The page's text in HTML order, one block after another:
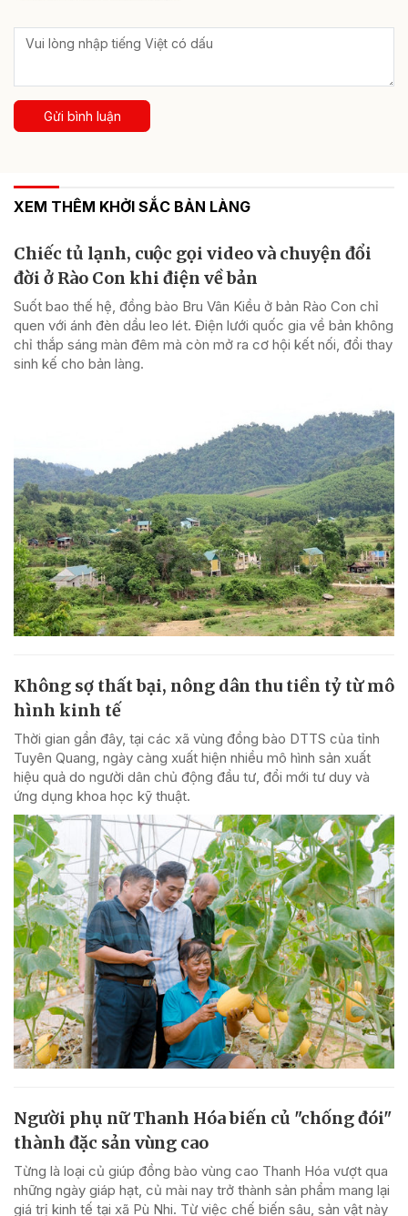
Gửi bình luận
XEM THÊM KHỞI SẮC BẢN LÀNG
Chiếc tủ lạnh, cuộc gọi video và chuyện đổi
đời ở Rào Con khi điện về bản
Suốt bao thế hệ, đồng bào Bru Vân Kiều ở bản Rào Con chỉ
quen với ánh đèn dầu leo lét. Điện lưới quốc gia về bản không
chỉ thắp sáng màn đêm mà còn mở ra cơ hội kết nối, đổi thay
sinh kế cho bản làng.
Không sợ thất bại, nông dân thu tiền tỷ từ mô
hình kinh tế
Thời gian gần đây, tại các xã vùng đồng bào DTTS của tỉnh
Tuyên Quang, ngày càng xuất hiện nhiều mô hình sản xuất
hiệu quả do người dân chủ động đầu tư, đổi mới tư duy và
ứng dụng khoa học kỹ thuật.
Người phụ nữ Thanh Hóa biến củ "chống đói"
thành đặc sản vùng cao
Từng là loại củ giúp đồng bào vùng cao Thanh Hóa vượt qua
những ngày giáp hạt, củ mài nay trở thành sản phẩm mang lại
giá trị kinh tế tại xã Pù Nhi. Từ việc chế biến sâu, sản vật này